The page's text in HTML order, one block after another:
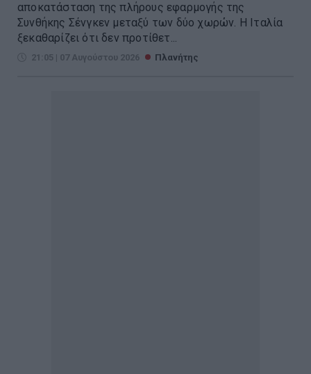
αποκατάσταση της πλήρους εφαρμογής της
Συνθήκης Σένγκεν μεταξύ των δύο χωρών. Η Ιταλία
ξεκαθαρίζει ότι δεν προτίθετ...
21:05 | 07 Αυγούστου 2026 Πλανήτης